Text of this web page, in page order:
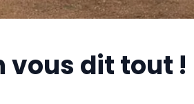
vous dit tout !